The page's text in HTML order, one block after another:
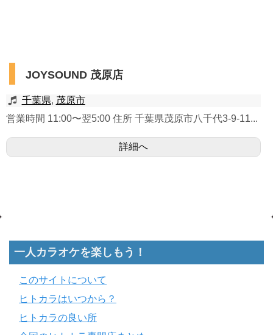
JOYSOUND 茂原店
千葉県, 茂原市
営業時間 11:00〜翌5:00 住所 千葉県茂原市八千代3-9-11...
詳細へ
一人カラオケを楽しもう！
このサイトについて
ヒトカラはいつから？
ヒトカラの良い所